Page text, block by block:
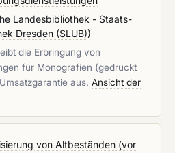
Landesbibliothek - Staats-
Dresden (SLUB))
die Erbringung von
für Monografien (gedruckt
aus. Ansicht der
von Altbeständen (vor